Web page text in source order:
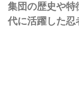
集団の歴史や特
代に活躍した忍